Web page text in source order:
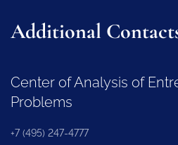
Additional
Center of Analysis of
Problems
+7 (495) 247-4777